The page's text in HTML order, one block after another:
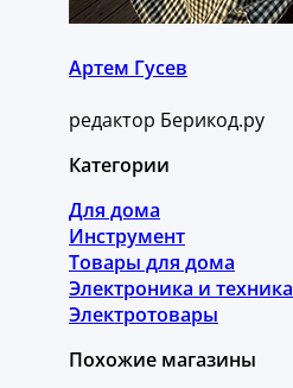
Артем Гусев
редактор Берикод.ру
Категории
Для дома
Инструмент
Товары для дома
Электроника и техника
Электротовары
Похожие магазины